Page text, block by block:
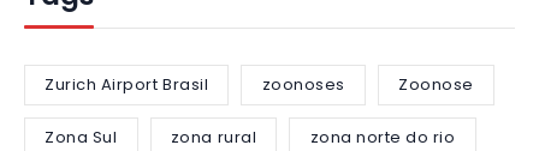
Zurich Airport Brasil zoonoses Zoonose
Zona Sul zona rural zona norte do rio